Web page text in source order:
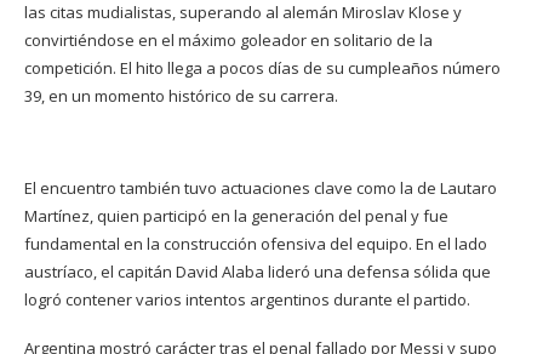
las citas mudialistas, superando al alemán Miroslav Klose y
convirtiéndose en el máximo goleador en solitario de la
competición. El hito llega a pocos días de su cumpleaños número
39, en un momento histórico de su carrera.
El encuentro también tuvo actuaciones clave como la de Lautaro
Martínez, quien participó en la generación del penal y fue
fundamental en la construcción ofensiva del equipo. En el lado
austríaco, el capitán David Alaba lideró una defensa sólida que
logró contener varios intentos argentinos durante el partido.
Argentina mostró carácter tras el penal fallado por Messi y supo